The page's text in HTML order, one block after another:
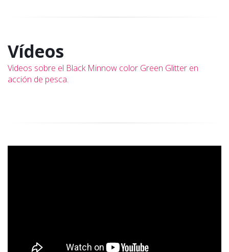
Vídeos
Videos sobre el Black Minnow color Green Glitter en
acción de pesca.